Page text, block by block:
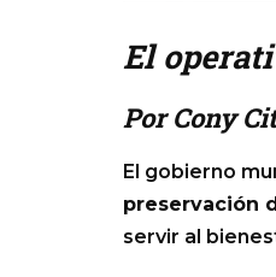
El
Por Cony
El gobierno
preservación
servir al